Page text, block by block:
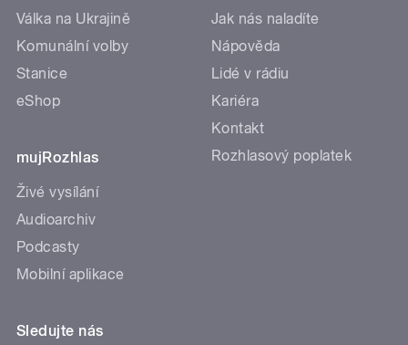
Válka na Ukrajině
Komunální volby
Stanice
eShop
mujRozhlas
Živé vysílání
Audioarchiv
Podcasty
Mobilní aplikace
Jak nás naladíte
Nápověda
Lidé v rádiu
Kariéra
Kontakt
Rozhlasový poplatek
Sledujte nás